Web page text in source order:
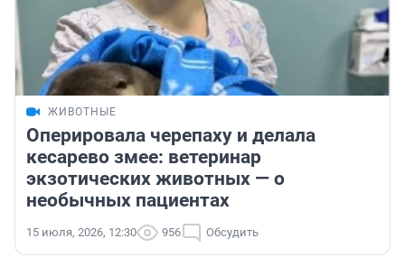
ЖИВОТНЫЕ
Оперировала черепаху и делала
кесарево змее: ветеринар
экзотических животных — о
необычных пациентах
15 июля, 2026, 12:30 956 Обсудить